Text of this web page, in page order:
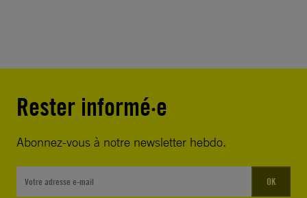
Rester informé·e
Abonnez-vous à notre newsletter hebdo.
OK